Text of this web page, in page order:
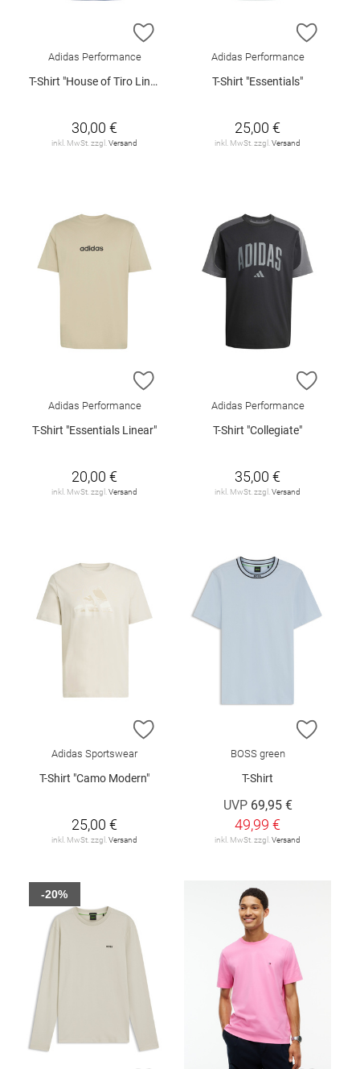
ZUR WUNSCHLISTE HINZUFÜGEN
Adidas Performance
T-Shirt "House of Tiro Linear"
30,00 €
inkl. MwSt. zzgl. Versand
ZUR
Adidas Performance
T-Shirt "Essentials"
25,00 €
inkl. MwSt. zzgl. Versand
ZUR WUNSCHLISTE HINZUFÜGEN
Adidas Performance
T-Shirt "Essentials Linear"
20,00 €
inkl. MwSt. zzgl. Versand
ZUR
Adidas Performance
T-Shirt "Collegiate"
35,00 €
inkl. MwSt. zzgl. Versand
ZUR WUNSCHLISTE HINZUFÜGEN
Adidas Sportswear
T-Shirt "Camo Modern"
25,00 €
inkl. MwSt. zzgl.Versand
ZUR
BOSS green
T-Shirt
UVP 69,95 €
49,99 €
inkl. MwSt. zzgl.Versand
-20%